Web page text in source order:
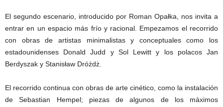
El segundo escenario, introducido por Roman Opałka, nos invita a
entrar en un espacio más frío y racional. Empezamos el recorrido
con obras de artistas minimalistas y conceptuales como los
estadounidenses Donald Judd y Sol Lewitt y los polacos Jan
Berdyszak y Stanisław Dróżdż.
El recorrido continua con obras de arte cinético, como la instalación
de Sebastian Hempel; piezas de algunos de los máximos